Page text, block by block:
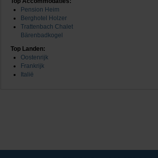
kunnen ontvangen en verwerken.
Pension Heim
Berghotel Holzer
Trattenbach Chalet
Bärenbadkogel
Top Landen:
Oostenrijk
Frankrijk
Italië